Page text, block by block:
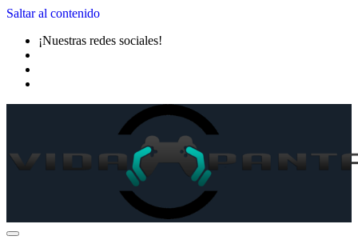
Saltar al contenido
¡Nuestras redes sociales!